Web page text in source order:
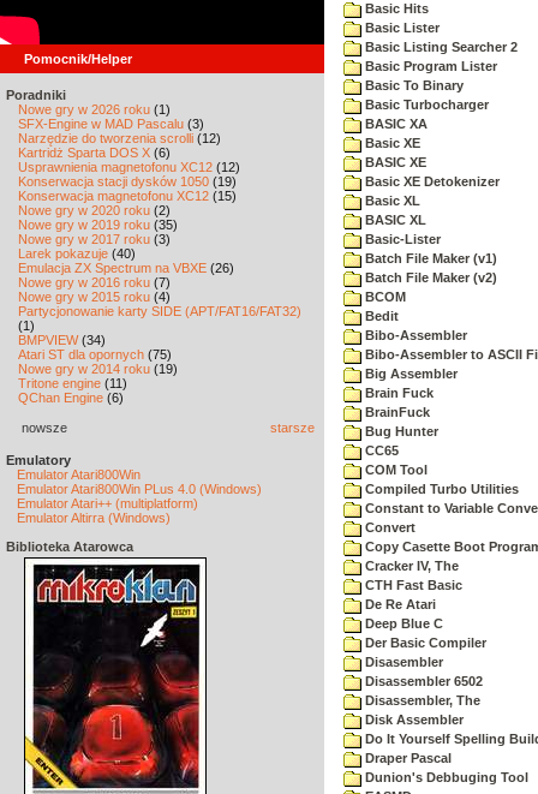
Pomocnik/Helper
Poradniki
Nowe gry w 2026 roku (1)
SFX-Engine w MAD Pascalu (3)
Narzędzie do tworzenia scrolli (12)
Kartridż Sparta DOS X (6)
Usprawnienia magnetofonu XC12 (12)
Konserwacja stacji dysków 1050 (19)
Konserwacja magnetofonu XC12 (15)
Nowe gry w 2020 roku (2)
Nowe gry w 2019 roku (35)
Nowe gry w 2017 roku (3)
Larek pokazuje (40)
Emulacja ZX Spectrum na VBXE (26)
Nowe gry w 2016 roku (7)
Nowe gry w 2015 roku (4)
Partycjonowanie karty SIDE (APT/FAT16/FAT32)
(1)
BMPVIEW(34)
Atari ST dla opornych (75)
Nowe gry w 2014 roku (19)
Tritone engine (11)
QChan Engine (6)
nowsze starsze
Emulatory
Emulator Atari800Win
Emulator Atari800Win PLus 4.0 (Windows)
Emulator Atari++ (multiplatform)
Emulator Altirra (Windows)
Biblioteka Atarowca
Basic Hits
Basic Lister
Basic Listing Searcher 2
Basic Program Lister
Basic To Binary
Basic Turbocharger
BASIC XA
Basic XE
BASIC XE
Basic XE Detokenizer
Basic XL
BASIC XL
Basic-Lister
Batch File Maker (v1)
Batch File Maker (v2)
BCOM
Bedit
Bibo-Assembler
Bibo-Assembler to ASCII
Big Assembler
Brain Fuck
BrainFuck
Bug Hunter
CC65
COM Tool
Compiled Turbo Utilities
Constant to Variable
Convert
Copy Casette Boot
Cracker IV, The
CTH Fast Basic
De Re Atari
Deep Blue C
Der Basic Compiler
Disasembler
Disassembler 6502
Disassembler, The
Disk Assembler
Do It Yourself Spelling
Draper Pascal
Dunion's Debbuging Tool